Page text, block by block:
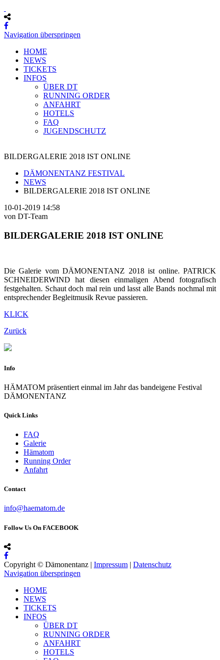
Navigation überspringen
HOME
NEWS
TICKETS
INFOS
ÜBER DT
RUNNING ORDER
ANFAHRT
HOTELS
FAQ
JUGENDSCHUTZ
BILDERGALERIE 2018 IST ONLINE
DÄMONENTANZ FESTIVAL
NEWS
BILDERGALERIE 2018 IST ONLINE
10-01-2019 14:58
von DT-Team
BILDERGALERIE 2018 IST ONLINE
Die Galerie vom DÄMONENTANZ 2018 ist online. PATRICK
SCHNEIDERWIND hat diesen einmaligen Abend fotografisch
festgehalten. Schaut doch mal rein und lasst alle Bands nochmal mit
entsprechender Begleitmusik Revue passieren.
KLICK
Zurück
Info
HÄMATOM präsentiert einmal im Jahr das bandeigene Festival
DÄMONENTANZ
Quick Links
FAQ
Galerie
Hämatom
Running Order
Anfahrt
Contact
info@haematom.de
Follow Us On FACEBOOK
Copyright © Dämonentanz | Impressum | Datenschutz
Navigation überspringen
HOME
NEWS
TICKETS
INFOS
ÜBER DT
RUNNING ORDER
ANFAHRT
HOTELS